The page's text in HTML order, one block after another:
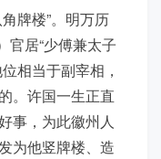
牌楼”。明万历
官居“少傅兼太子
相当于副宰相，
。许国一生正直
事，为此徽州人
为他竖牌楼、造